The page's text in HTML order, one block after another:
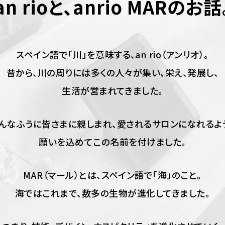
rioと、anrio MARのお話
スペイン語で「川」を意味する、an rio（アンリオ）。
昔から、川の周りには多くの人々が集い、栄え、発展し、
生活が営まれてきました。
なふうに皆さまに親しまれ、愛されるサロンになれるよ
願いを込めてこの名前を付けました。
MAR（マール）とは、スペイン語で「海」のこと。
海ではこれまで、数多の生物が進化してきました。
098-943-5969
【an rio】営業時間 10:00～19:00（日月除く）
【anrio MAR】営業時間 10:00～19:00（日月除く）
098-917-5366
【anrio TIERRA】営業時間 9:00～17:00（日月除く）